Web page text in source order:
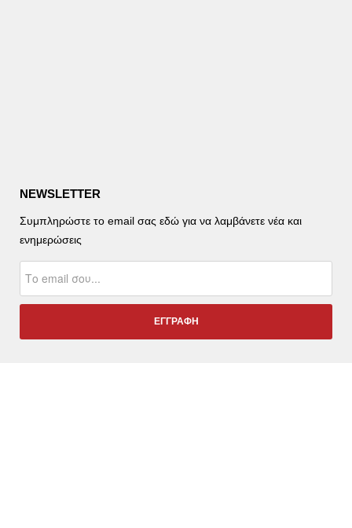
NEWSLETTER
Συμπληρώστε το email σας εδώ για να λαμβάνετε νέα και
ενημερώσεις